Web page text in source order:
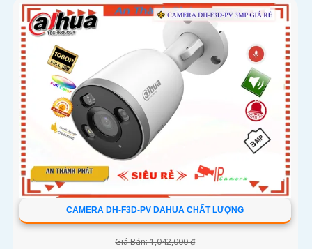
CAMERA DH-F3D-PV DAHUA CHẤT LƯỢNG
Giá Bán: 1,042,000 ₫